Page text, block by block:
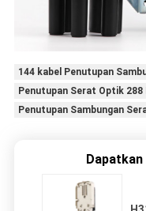
144 kabel Penutupan
Penutupan Serat Optik
Penutupan Sambungan